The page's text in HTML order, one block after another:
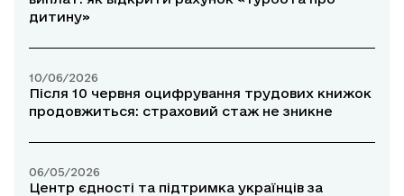
дитину»
10/06/2026
Після 10 червня оцифрування трудових книжок
продовжиться: страховий стаж не зникне
06/05/2026
Центр єдності та підтримка українців за